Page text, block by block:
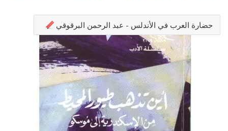
حضارة العرب في الأندلس - عبد الرحمن البرقوقي